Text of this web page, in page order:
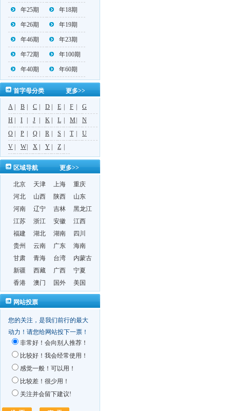
年25期 年18期
年26期 年19期
年46期 年23期
年72期 年100期
年40期 年60期
更多>>
首字母分类
A B C D E F
G
H
I J K L M
N
O
P Q R S T
U
V
W X Y Z
更多>>
区域导航
北京 天津 上海
重庆
河北
山西 陕西
山东
河南
辽宁 吉林
黑龙江
江苏
浙江 安徽
江西
福建
湖北 湖南
四川
贵州
云南 广东
海南
甘肃
青海 台湾
内蒙古
新疆
西藏 广西
宁夏
香港
澳门 国外 美国
网站投票
您的关注，是我们前行的最大
动力！请您给网站投下一票！
非常好！会向别人推荐！
比较好！我会经常使用！
感觉一般！可以用！
比较差！很少用！
关注并会留下建议!